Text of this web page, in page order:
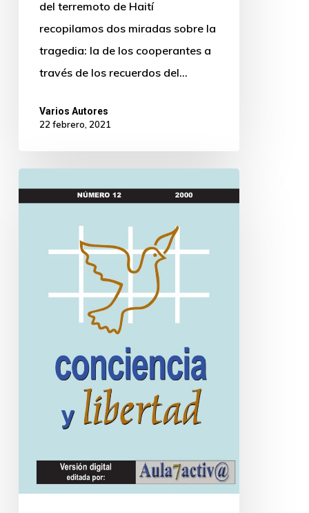
del terremoto de Haití
recopilamos dos miradas sobre la
tragedia: la de los cooperantes a
través de los recuerdos del…
Varios Autores
22 febrero, 2021